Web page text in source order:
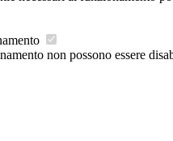
non possono essere